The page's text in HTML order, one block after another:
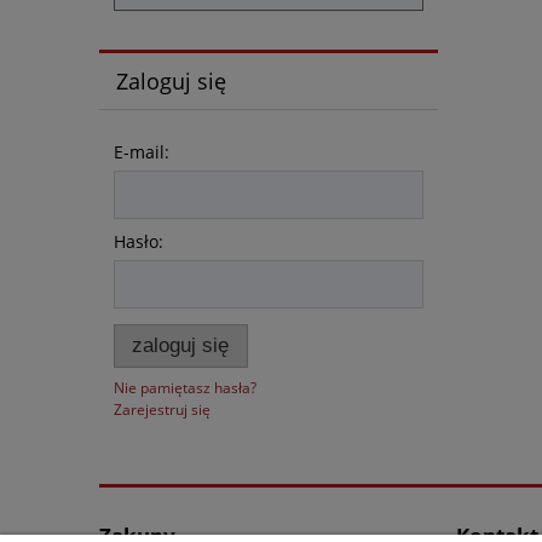
Zaloguj się
E-mail:
Hasło:
zaloguj się
Nie pamiętasz hasła?
Zarejestruj się
Zakupy Kontakt